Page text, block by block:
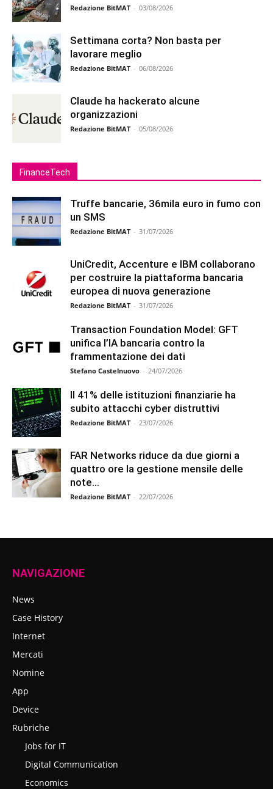
Redazione BitMAT - 03/08/2026
Settimana corta? Non basta per
lavorare meglio
Redazione BitMAT - 06/08/2026
Claude ha hackerato alcune
organizzazioni
Redazione BitMAT - 05/08/2026
FinanceTech
Truffe bancarie, 36mila euro in fumo con
un SMS
Redazione BitMAT - 31/07/2026
UniCredit, Accenture e IBM collaborano
per costruire la piattaforma bancaria
europea di nuova generazione
Redazione BitMAT - 31/07/2026
Transaction Foundation Model: GFT
unifica l’IA bancaria contro la
frammentazione dei dati
Stefano Castelnuovo - 24/07/2026
Il 41% delle istituzioni finanziarie ha
subito attacchi cyber distruttivi
Redazione BitMAT - 23/07/2026
FAR Networks riduce da due giorni a
quattro ore la gestione mensile delle
note...
Redazione BitMAT - 22/07/2026
NAVIGAZIONE
News
Case History
Internet
Mercati
Nomine
App
Device
Rubriche
Jobs for IT
Digital Communication
Economics